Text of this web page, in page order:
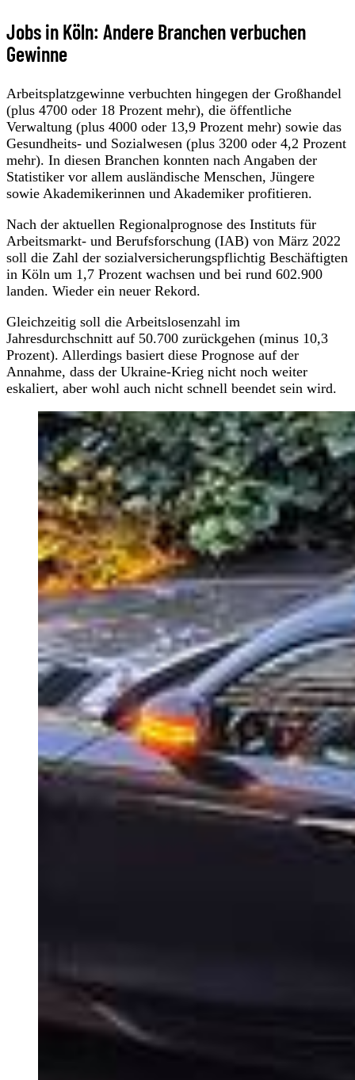
Jobs in Köln: Andere Branchen verbuchen
Gewinne
Arbeitsplatzgewinne verbuchten hingegen der Großhandel
(plus 4700 oder 18 Prozent mehr), die öffentliche
Verwaltung (plus 4000 oder 13,9 Prozent mehr) sowie das
Gesundheits- und Sozialwesen (plus 3200 oder 4,2 Prozent
mehr). In diesen Branchen konnten nach Angaben der
Statistiker vor allem ausländische Menschen, Jüngere
sowie Akademikerinnen und Akademiker profitieren.
Nach der aktuellen Regionalprognose des Instituts für
Arbeitsmarkt- und Berufsforschung (IAB) von März 2022
soll die Zahl der sozialversicherungspflichtig Beschäftigten
in Köln um 1,7 Prozent wachsen und bei rund 602.900
landen. Wieder ein neuer Rekord.
Gleichzeitig soll die Arbeitslosenzahl im
Jahresdurchschnitt auf 50.700 zurückgehen (minus 10,3
Prozent). Allerdings basiert diese Prognose auf der
Annahme, dass der Ukraine-Krieg nicht noch weiter
eskaliert, aber wohl auch nicht schnell beendet sein wird.